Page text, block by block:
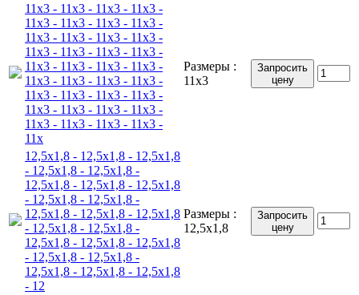
11x3 - 11x3 - 11x3 - 11x3 -
11x3 - 11x3 - 11x3 - 11x3 -
11x3 - 11x3 - 11x3 - 11x3 -
11x3 - 11x3 - 11x3 - 11x3 -
11x3 - 11x3 - 11x3 - 11x3 -
11x3 - 11x3 - 11x3 - 11x3 -
11x3 - 11x3 - 11x3 - 11x3 -
11x3 - 11x3 - 11x3 - 11x3 -
11x3 - 11x3 - 11x3 - 11x3 -
11x
Размеры :
11x3
Запросить
цену
12,5x1,8 - 12,5x1,8 - 12,5x1,8
- 12,5x1,8 - 12,5x1,8 -
12,5x1,8 - 12,5x1,8 - 12,5x1,8
- 12,5x1,8 - 12,5x1,8 -
12,5x1,8 - 12,5x1,8 - 12,5x1,8
- 12,5x1,8 - 12,5x1,8 -
12,5x1,8 - 12,5x1,8 - 12,5x1,8
- 12,5x1,8 - 12,5x1,8 -
12,5x1,8 - 12,5x1,8 - 12,5x1,8
- 12
Размеры :
12,5x1,8
Запросить
цену